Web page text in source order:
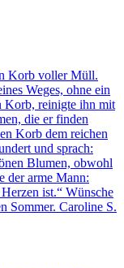
Korb voller Müll.
Weges, ohne ein
Korb, reinigte ihn mit
die er finden
Korb dem reichen
und sprach:
Blumen, obwohl
der arme Mann:
ist.“ Wünsche
Sommer. Caroline S.